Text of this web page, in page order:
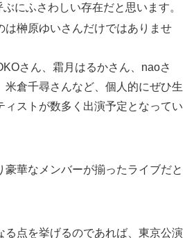
ぶにふさわしい存在だと思います。
は榊原ゆいさんだけではありませ
さん、霜月はるかさん、naoさ
米倉千尋さんなど、個人的にぜひ生
ィストが数多く出演予定となってい
豪華なメンバーが揃ったライブだと
る点を挙げるのであれば、東京公演